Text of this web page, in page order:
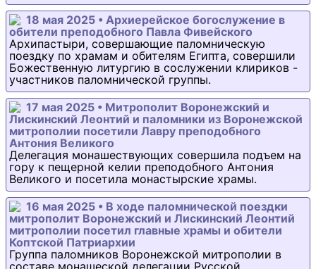
18 мая 2025 • Архиерейское богослужение в
обители преподобного Павла Фивейского
Архипастыри, совершающие паломническую
поездку по храмам и обителям Египта, совершили
Божественную литургию в сослужении клириков -
участников паломнической группы.
17 мая 2025 • Митрополит Воронежский и
Лискинский Леонтий и паломники из Воронежской
митрополии посетили Лавру преподобного
Антония Великого
Делегация монашествующих совершила подъем на
гору к пещерной келии преподобного Антония
Великого и посетила монастырские храмы.
16 мая 2025 • В ходе паломнической поездки
митрополит Воронежский и Лискинский Леонтий
митрополии посетил главные храмы и обители
Коптской Патриархии
Группа паломников Воронежской митрополии в
составе монашеской делегации Русской